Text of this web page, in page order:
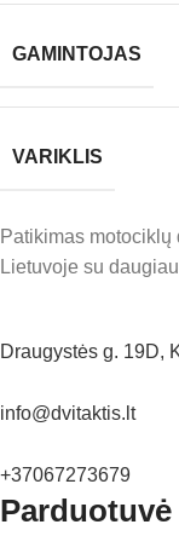
GAMINTOJAS
VARIKLIS
Patikimas
Lietuvoje su
Draugystės g. 19D,
info@dvitaktis.lt
+37067273679
Parduotuvė